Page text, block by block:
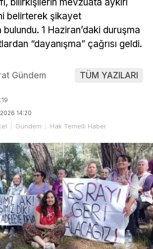
belirterek şikayet
1 Haziran’daki duruşma
“dayanışma” çağrısı geldi.
Gündem TÜM YAZILARI
14:20
Gündem Hak Temelli Haber